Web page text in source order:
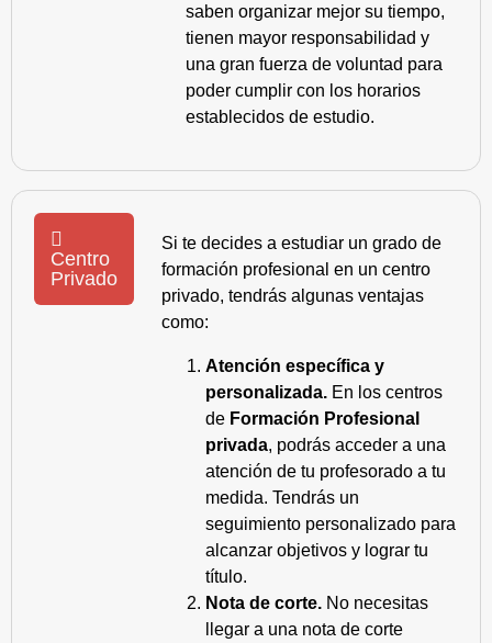
saben organizar mejor su tiempo,
tienen mayor responsabilidad y
una gran fuerza de voluntad para
poder cumplir con los horarios
establecidos de estudio.
Centro
Privado
Si te decides a estudiar un grado de
formación profesional en un centro
privado, tendrás algunas ventajas
como:
Atención específica y
personalizada. En los centros
de Formación Profesional
privada, podrás acceder a una
atención de tu profesorado a tu
medida. Tendrás un
seguimiento personalizado para
alcanzar objetivos y lograr tu
título.
Nota de corte. No necesitas
llegar a una nota de corte